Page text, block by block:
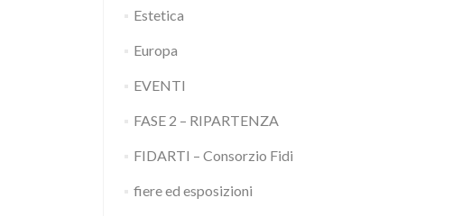
Estetica
Europa
EVENTI
FASE 2 – RIPARTENZA
FIDARTI – Consorzio Fidi
fiere ed esposizioni